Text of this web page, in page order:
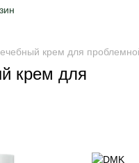
крем для
крем для